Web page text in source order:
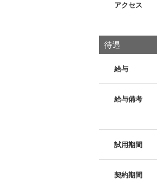
アクセス
待遇
給与
給与備考
試用期間
契約期間